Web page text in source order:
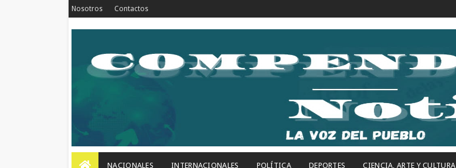
Nosotros Contactos
NACIONALES INTERNACIONALES POLÍTICA DEPORTES CIENCIA, ARTE Y CULTURA